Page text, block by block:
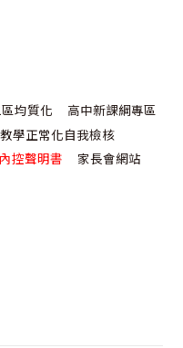
均質化
高中新課綱專區
學正常化自我檢核
內控聲明書
家長會網站